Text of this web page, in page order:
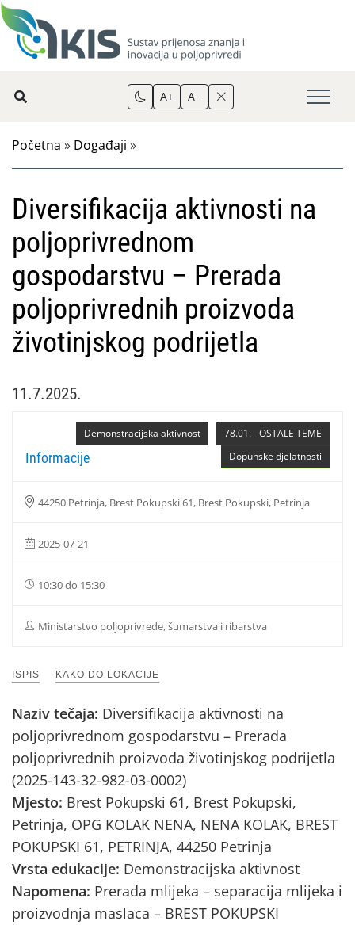
A+ A−
Početna » Događaji »
Diversifikacija aktivnosti na
poljoprivrednom
gospodarstvu – Prerada
poljoprivrednih proizvoda
životinjskog podrijetla
11.7.2025.
78.01. - OSTALE TEME
Demonstracijska aktivnost
Dopunske djelatnosti
Informacije
44250 Petrinja, Brest Pokupski 61, Brest Pokupski, Petrinja
2025-07-21
10:30 do 15:30
Ministarstvo poljoprivrede, šumarstva i ribarstva
ISPIS KAKO DO LOKACIJE
Naziv tečaja: Diversifikacija aktivnosti na
poljoprivrednom gospodarstvu – Prerada
poljoprivrednih proizvoda životinjskog podrijetla
(2025-143-32-982-03-0002)
Mjesto: Brest Pokupski 61, Brest Pokupski,
Petrinja, OPG KOLAK NENA, NENA KOLAK, BREST
POKUPSKI 61, PETRINJA, 44250 Petrinja
Vrsta edukacije: Demonstracijska aktivnost
Napomena: Prerada mlijeka – separacija mlijeka i
proizvodnja maslaca – BREST POKUPSKI